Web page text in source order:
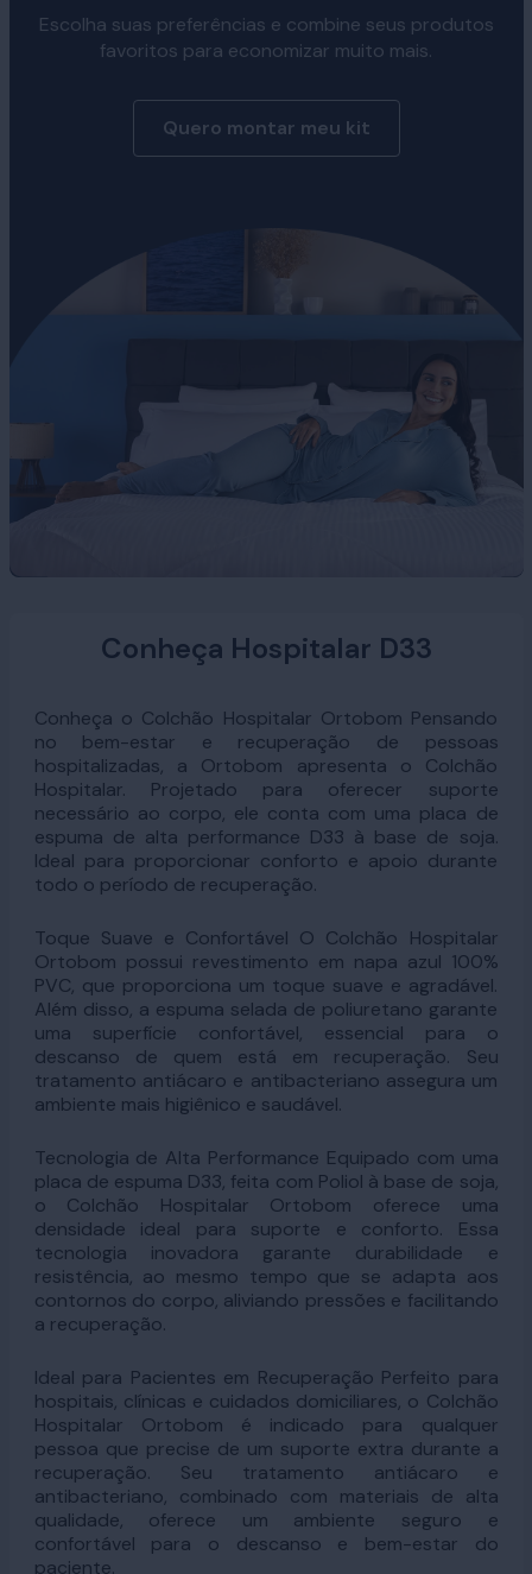
Escolha suas preferências e combine seus produtos
favoritos para economizar muito mais.
Quero montar meu kit
Conheça Hospitalar D33
Conheça o Colchão Hospitalar Ortobom Pensando
no bem-estar e recuperação de pessoas
hospitalizadas, a Ortobom apresenta o Colchão
Hospitalar. Projetado para oferecer suporte
necessário ao corpo, ele conta com uma placa de
espuma de alta performance D33 à base de soja.
Ideal para proporcionar conforto e apoio durante
todo o período de recuperação.
Toque Suave e Confortável O Colchão Hospitalar
Ortobom possui revestimento em napa azul 100%
PVC, que proporciona um toque suave e agradável.
Além disso, a espuma selada de poliuretano garante
uma superfície confortável, essencial para o
descanso de quem está em recuperação. Seu
tratamento antiácaro e antibacteriano assegura um
ambiente mais higiênico e saudável.
Tecnologia de Alta Performance Equipado com uma
placa de espuma D33, feita com Poliol à base de soja,
o Colchão Hospitalar Ortobom oferece uma
densidade ideal para suporte e conforto. Essa
tecnologia inovadora garante durabilidade e
resistência, ao mesmo tempo que se adapta aos
contornos do corpo, aliviando pressões e facilitando
a recuperação.
Ideal para Pacientes em Recuperação Perfeito para
hospitais, clínicas e cuidados domiciliares, o Colchão
Hospitalar Ortobom é indicado para qualquer
pessoa que precise de um suporte extra durante a
recuperação. Seu tratamento antiácaro e
antibacteriano, combinado com materiais de alta
qualidade, oferece um ambiente seguro e
confortável para o descanso e bem-estar do
paciente.